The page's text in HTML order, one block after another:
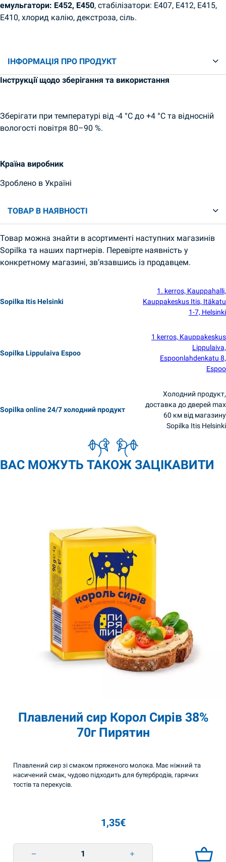
емульгатори: E452, E450, стабілізатори: E407, E412, E415,
E410, хлорид калію, декстроза, сіль.
ІНФОРМАЦІЯ ПРО ПРОДУКТ
Інструкції щодо зберігання та використання
Зберігати при температурі від -4 °C до +4 °C та відносній
вологості повітря 80–90 %.
Країна виробник
Зроблено в Україні
ТОВАР В НАЯВНОСТІ
Товар можна знайти в асортименті наступних магазинів
Sopilka та наших партнерів. Перевірте наявність у
конкретному магазині, зв’язавшись із продавцем.
Sopilka Itis Helsinki
1. kerros, Kauppahalli,
Kauppakeskus Itis, Itäkatu
1-7, Helsinki
Sopilka Lippulaiva Espoo
1 kerros, Kauppakeskus
Lippulaiva,
Espoonlahdenkatu 8,
Espoo
Sopilka online 24/7 холодний продукт
Холодний продукт,
доставка до дверей max
60 км від магазину
Sopilka Itis Helsinki
ВАС МОЖУТЬ ТАКОЖ ЗАЦІКАВИТИ
Плавлений сир Корол Сирів 38%
70г Пирятин
Плавлений сир зі смаком пряженого молока. Має ніжний та
насичений смак, чудово підходить для бутербродів, гарячих
тостів та перекусів.
1,35€